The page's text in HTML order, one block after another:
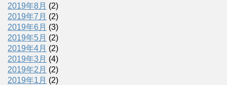
2019年8月 (2)
2019年7月 (2)
2019年6月 (3)
2019年5月 (2)
2019年4月 (2)
2019年3月 (4)
2019年2月 (2)
2019年1月 (2)